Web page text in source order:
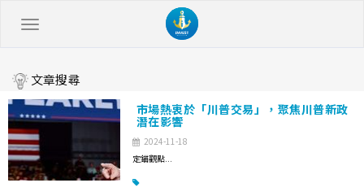
文章搜尋
市場熱衷於「川普交易」，聚焦川普新政
潛在影響
2024-11-18
定錨觀點...